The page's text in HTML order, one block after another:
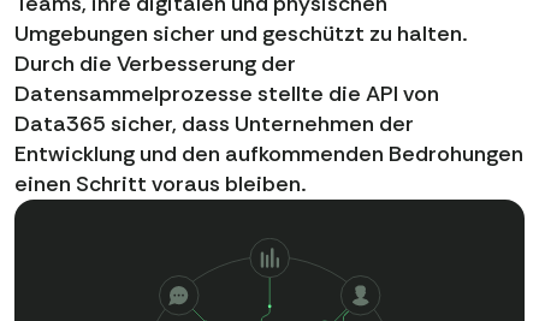
Umgebungen sicher und geschützt zu halten.
Durch die Verbesserung der
Datensammelprozesse stellte die API von
Data365 sicher, dass Unternehmen der
Entwicklung und den aufkommenden Bedrohungen
einen Schritt voraus bleiben.